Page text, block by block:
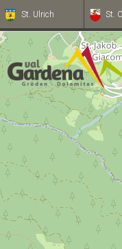
St. Ulrich St.